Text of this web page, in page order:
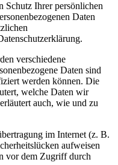
Schutz Ihrer persönlichen
Daten
verschiedene
Daten sind
werden können. Die
welche Daten wir
auch, wie und zu
im Internet (z. B.
aufweisen
vor dem Zugriff durch